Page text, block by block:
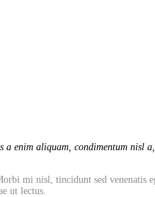
enim aliquam, condimentum
mi nisl, tincidunt sed venenatis
ut lectus.